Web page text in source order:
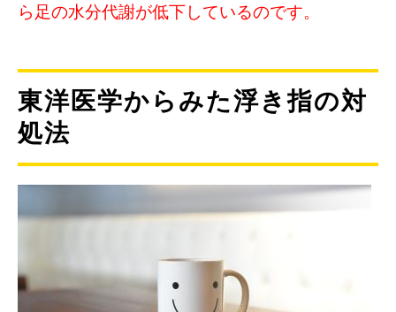
ら足の水分代謝が低下しているのです。
東洋医学からみた浮き指の対
処法